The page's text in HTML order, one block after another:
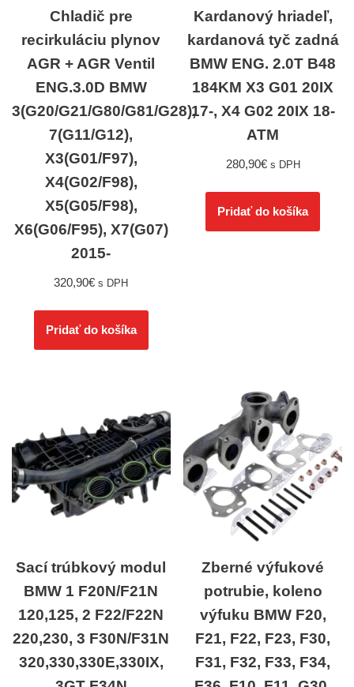
Chladič pre
recirkuláciu plynov
AGR + AGR Ventil
ENG.3.0D BMW
3(G20/G21/G80/G81/G28),
7(G11/G12),
X3(G01/F97),
X4(G02/F98),
X5(G05/F98),
X6(G06/F95), X7(G07)
2015-
320,90€ s DPH
Pridať do košíka
Kardanový hriadeľ,
kardanová tyč zadná
BMW ENG. 2.0T B48
184KM X3 G01 20IX
17-, X4 G02 20IX 18-
ATM
280,90€ s DPH
Pridať do košíka
Sací trúbkový modul
BMW 1 F20N/F21N
120,125, 2 F22/F22N
220,230, 3 F30N/F31N
320,330,330E,330IX,
Zberné výfukové
potrubie, koleno
výfuku BMW F20,
F21, F22, F23, F30,
F31, F32, F33, F34,